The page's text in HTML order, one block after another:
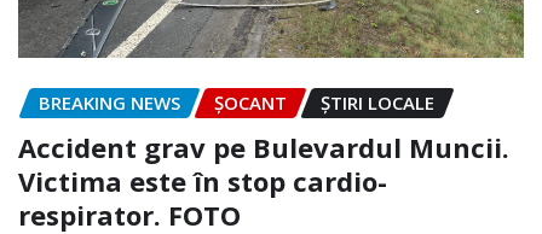
BREAKING NEWS ȘOCANT ȘTIRI LOCALE
Accident grav pe Bulevardul Muncii.
Victima este în stop cardio-
respirator. FOTO